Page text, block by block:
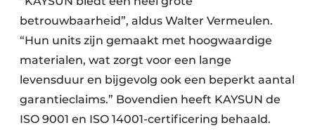
betrouwbaarheid”, aldus Walter Vermeulen.
“Hun units zijn gemaakt met hoogwaardige
materialen, wat zorgt voor een lange
levensduur en bijgevolg ook een beperkt aantal
garantieclaims.” Bovendien heeft KAYSUN de
ISO 9001 en ISO 14001-certificering behaald.